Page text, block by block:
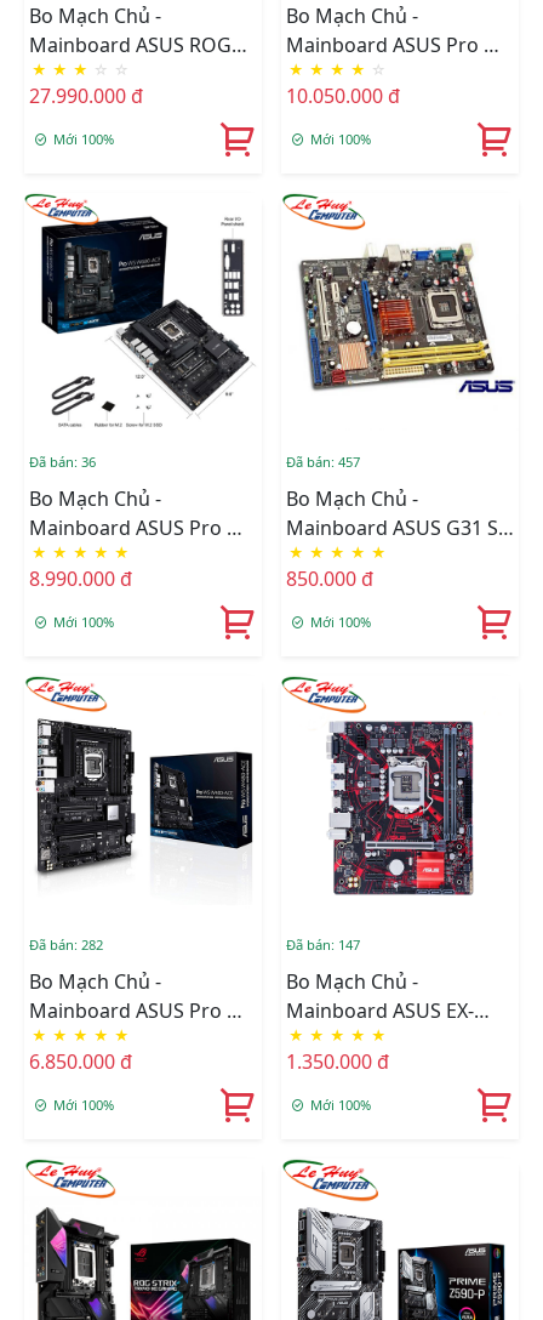
Bo Mạch Chủ -
Mainboard ASUS ROG
MAXIMUS Z890
EXTREME
★ ★ ★ ☆ ☆
27.990.000 đ
Mới 100%
Bo Mạch Chủ -
Mainboard ASUS Pro WS
W680M-ACE SE
★ ★ ★ ★ ☆
10.050.000 đ
Mới 100%
Đã bán: 36
Bo Mạch Chủ -
Mainboard ASUS Pro WS
W680-ACE
★ ★ ★ ★ ★
8.990.000 đ
Mới 100%
Đã bán: 457
Bo Mạch Chủ -
Mainboard ASUS G31 SK
775 BH 1 Năm
★ ★ ★ ★ ★
850.000 đ
Mới 100%
Đã bán: 282
Bo Mạch Chủ -
Mainboard ASUS Pro WS
W480-ACE
★ ★ ★ ★ ★
6.850.000 đ
Mới 100%
Đã bán: 147
Bo Mạch Chủ -
Mainboard ASUS EX-
B365M-V5 Renew BH 3
Năm
★ ★ ★ ★ ★
1.350.000 đ
Mới 100%